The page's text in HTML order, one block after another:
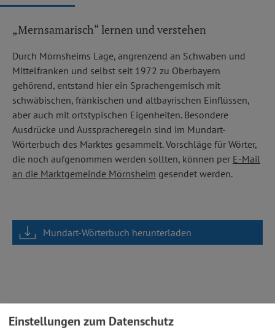
„Mernsamarisch“ lernen und verstehen
Durch Mörnsheims Lage, angrenzend an Schwaben und
Mittelfranken und selbst seit 1972 zu Oberbayern
gehörend, entstand hier ein Sprachengemisch mit
schwäbischen, fränkischen und altbayrischen Einflüssen,
aber auch mit ortstypischen Eigenheiten. Besondere
Ausdrücke und Ausspracheregeln sind im Mundart-
Wörterbuch des Marktes gesammelt. Vorschläge für Wörter,
die noch aufgenommen werden sollten, können per E-Mail
an die Marktgemeinde Mörnsheim gesendet werden.
Mundart-Wörterbuch herunterladen
Einstellungen zum Datenschutz